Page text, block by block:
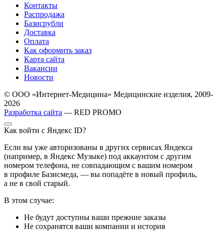
Контакты
Распродажа
Базисрубли
Доставка
Оплата
Как оформить заказ
Карта сайта
Вакансии
Новости
© ООО «Интернет-Медицина» Медицинские изделия, 2009-
2026
Разработка сайта — RED PROMO
Как войти с Яндекс ID?
Если вы уже авторизованы в других сервисах Яндекса
(например, в Яндекс Музыке) под аккаунтом с другим
номером телефона, не совпадающим с вашим номером
в профиле Базисмеда, — вы попадёте в новый профиль,
а не в свой старый.
В этом случае:
Не будут доступны ваши прежние заказы
Не сохранятся ваши компании и история